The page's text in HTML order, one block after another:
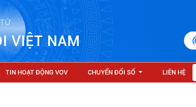
VIỆT NAM
TIN HOẠT ĐỘNG VOV CHUYỂN ĐỔI SỐ LIÊN HỆ